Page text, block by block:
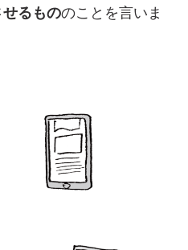
るもののことを言いま